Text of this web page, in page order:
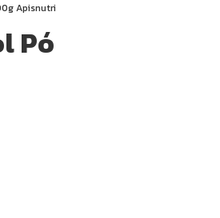
Apisnutri
Pó